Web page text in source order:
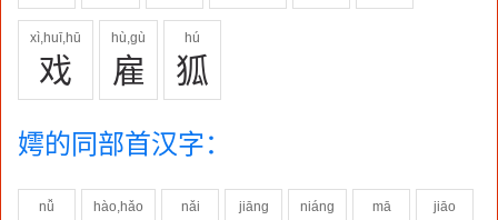
xì,huī,hū
戏
hù,gù
雇
hú
狐
嫮的同部首汉字：
nǚ hào,hǎo nǎi jiāng niáng mā jiāo